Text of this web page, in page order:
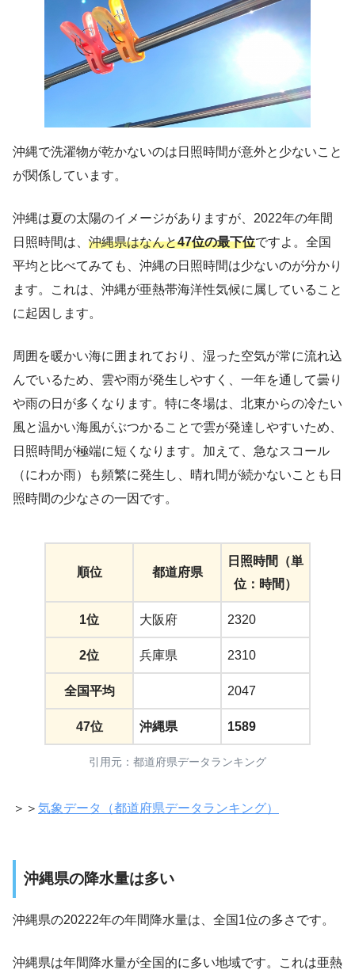
沖縄で洗濯物が乾かないのは日照時間が意外と少ないこと
が関係しています。
沖縄は夏の太陽のイメージがありますが、2022年の年間
日照時間は、 沖縄県はなんと47位の最下位ですよ。全国
平均と比べてみても、沖縄の日照時間は少ないのが分かり
ます。これは、沖縄が亜熱帯海洋性気候に属していること
に起因します。
周囲を暖かい海に囲まれており、湿った空気が常に流れ込
んでいるため、雲や雨が発生しやすく、一年を通して曇り
や雨の日が多くなります。特に冬場は、北東からの冷たい
風と温かい海風がぶつかることで雲が発達しやすいため、
日照時間が極端に短くなります。加えて、急なスコール
（にわか雨）も頻繁に発生し、晴れ間が続かないことも日
照時間の少なさの一因です。
順位 都道府県
日照時間（単
位：時間）
1位 大阪府 2320
2位 兵庫県 2310
全国平均 2047
47位 沖縄県 1589
引用元：都道府県データランキング
＞＞ 気象データ（都道府県データランキング）
沖縄県の降水量は多い
沖縄県の20222年の年間降水量は、全国1位の多さです。
沖縄県は年間降水量が全国的に多い地域です。これは亜熱